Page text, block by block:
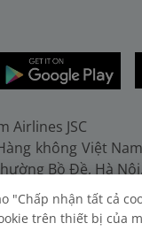
Airlines JSC
không Việt Nam
Bồ Đề, Hà Nội.
24) 38272289.
"Chấp nhận tất cả
trên thiết bị của